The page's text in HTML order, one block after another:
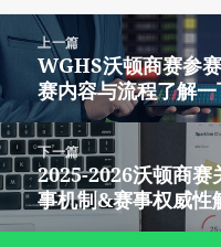
于
章
航
上一篇
上
篇
文
章：
WGHS沃顿商赛参
赛内容与流程了解
下一篇
下
篇
文
2025-2026沃顿商
事机制&赛事权威性